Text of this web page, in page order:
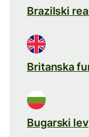
Brazilski
Britanska
Bugarski lev